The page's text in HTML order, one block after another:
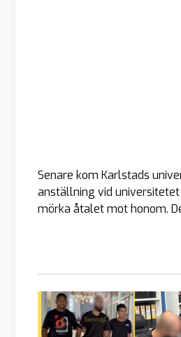
Senare kom Karlstads
anställning vid
mörka åtalet mot honom.